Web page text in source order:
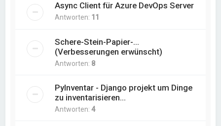
Async Client für Azure DevOps Server
Antworten: 11
Schere-Stein-Papier-...
(Verbesserungen erwünscht)
Antworten: 8
PyInventar - Django projekt um Dinge
zu inventarisieren...
Antworten:4